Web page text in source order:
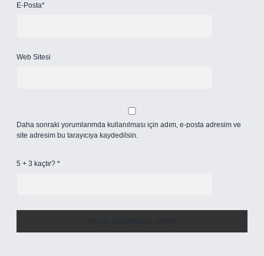
E-Posta*
Web Sitesi
Daha sonraki yorumlarımda kullanılması için adım, e-posta adresim ve
site adresim bu tarayıcıya kaydedilsin.
5 + 3 kaçtır? *